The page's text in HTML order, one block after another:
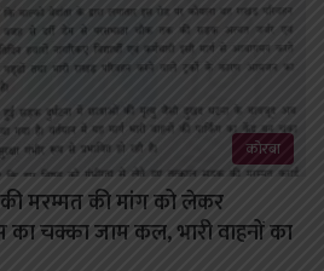
कोरबा
मरम्मत की मांग को लेकर
चक्का जाम कल, भारी वाहनों का